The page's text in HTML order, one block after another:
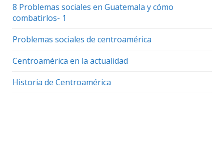
8 Problemas sociales en Guatemala y cómo
combatirlos- 1
Problemas sociales de centroamérica
Centroamérica en la actualidad
Historia de Centroamérica